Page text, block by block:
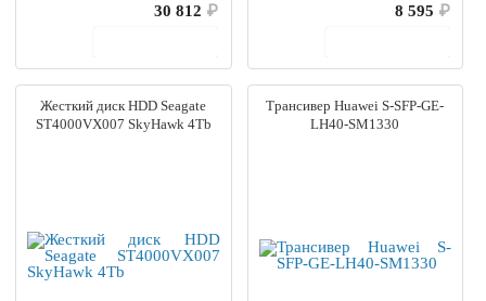
30 812 ₽
8 595 ₽
Жесткий диск HDD Seagate
ST4000VX007 SkyHawk 4Tb
Трансивер Huawei S-SFP-GE-
LH40-SM1330